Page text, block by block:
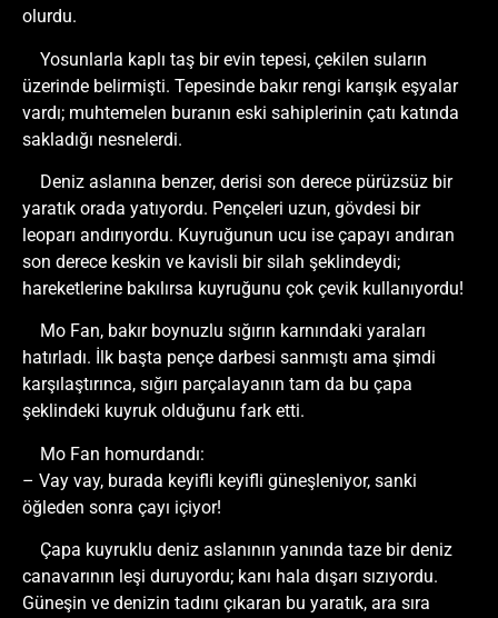
olurdu.
Yosunlarla kaplı taş bir evin tepesi, çekilen suların
üzerinde belirmişti. Tepesinde bakır rengi karışık eşyalar
vardı; muhtemelen buranın eski sahiplerinin çatı katında
sakladığı nesnelerdi.
Deniz aslanına benzer, derisi son derece pürüzsüz bir
yaratık orada yatıyordu. Pençeleri uzun, gövdesi bir
leoparı andırıyordu. Kuyruğunun ucu ise çapayı andıran
son derece keskin ve kavisli bir silah şeklindeydi;
hareketlerine bakılırsa kuyruğunu çok çevik kullanıyordu!
Mo Fan, bakır boynuzlu sığırın karnındaki yaraları
hatırladı. İlk başta pençe darbesi sanmıştı ama şimdi
karşılaştırınca, sığırı parçalayanın tam da bu çapa
şeklindeki kuyruk olduğunu fark etti.
Mo Fan homurdandı:
– Vay vay, burada keyifli keyifli güneşleniyor, sanki
öğleden sonra çayı içiyor!
Çapa kuyruklu deniz aslanının yanında taze bir deniz
canavarının leşi duruyordu; kanı hala dışarı sızıyordu.
Güneşin ve denizin tadını çıkaran bu yaratık, ara sıra